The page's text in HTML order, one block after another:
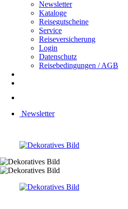
Newsletter
Kataloge
Reisegutscheine
Service
Reiseversicherung
Login
Datenschutz
Reisebedingungen / AGB
Newsletter